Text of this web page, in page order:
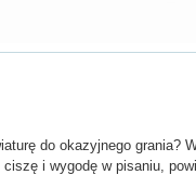
do okazyjnego grania?
i wygodę w pisaniu,